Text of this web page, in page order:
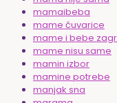
mamaibeba
mame čuvarice
mame i bebe
mame nisu same
mamin izbor
mamine potrebe
manjak sna